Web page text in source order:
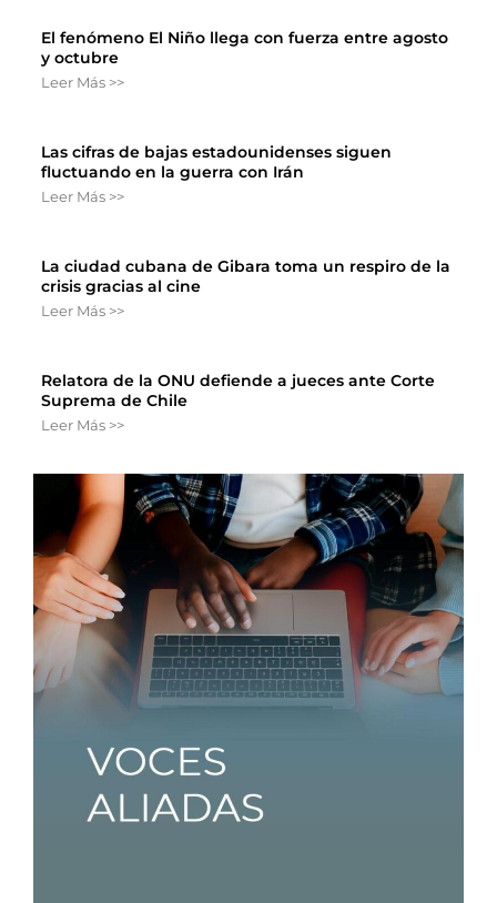
El fenómeno El Niño llega con fuerza entre agosto
y octubre
Leer Más >>
Las cifras de bajas estadounidenses siguen
fluctuando en la guerra con Irán
Leer Más >>
La ciudad cubana de Gibara toma un respiro de la
crisis gracias al cine
Leer Más >>
Relatora de la ONU defiende a jueces ante Corte
Suprema de Chile
Leer Más >>